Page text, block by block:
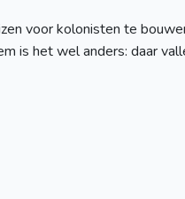
voor kolonisten te
is het wel anders: daar